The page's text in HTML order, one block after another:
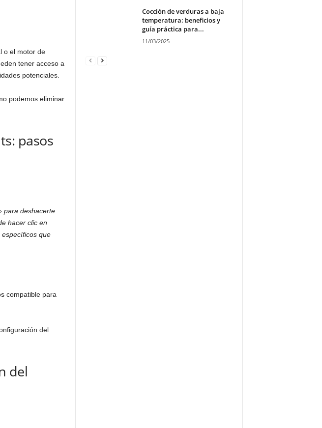
o el motor de
tener acceso a
potenciales.
podemos eliminar
pasos
para deshacerte
hacer clic en
que
compatible para
del
del
Cocción de verduras a baja
temperatura: beneficios y
guía práctica para...
11/03/2025